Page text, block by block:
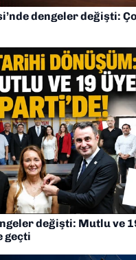
dengeler değişti:
değişti: Mutlu ve
geçti